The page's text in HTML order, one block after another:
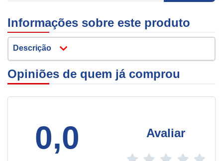
Informações sobre este produto
Descrição
Opiniões de quem já comprou
0,0 Avaliar